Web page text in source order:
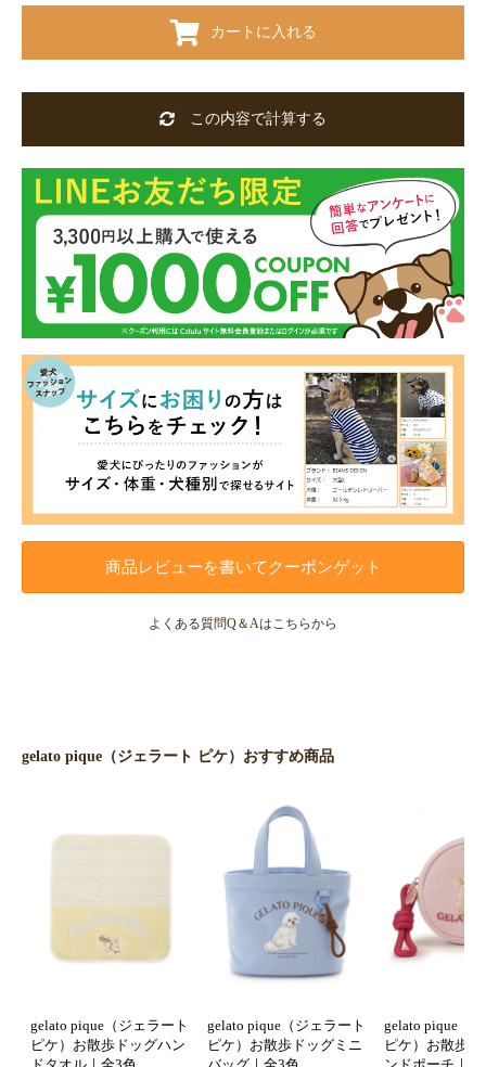
カートに入れる
この内容で計算する
商品レビューを書いてクーポンゲット
よくある質問Q＆Aはこちらから
gelato pique（ジェラート ピケ）おすすめ商品
gelato pique（ジェラート
ピケ）お散歩ドッグハン
gelato pique（ジェラート
ピケ）お散歩ドッグミニ
gelato pique（
ピケ）お散歩